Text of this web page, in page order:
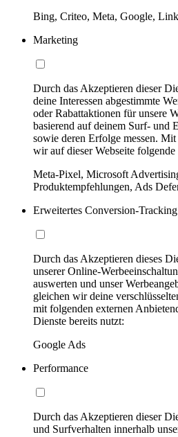
Bing, Criteo, Meta, Google,
Marketing
Durch das Akzeptieren dieser
deine Interessen abgestimmte
oder Rabattaktionen für unsere
basierend auf deinem Surf- und
sowie deren Erfolge messen.
wir auf dieser Webseite
Meta-Pixel, Microsoft
Produktempfehlungen, Ads
Erweitertes Conversion-Tracking
Durch das Akzeptieren dieses
unserer Online-
auswerten und unser
gleichen wir deine
mit folgenden externen
Dienste bereits nutzt:
Google Ads
Performance
Durch das Akzeptieren dieser
und Surfverhalten innerhalb